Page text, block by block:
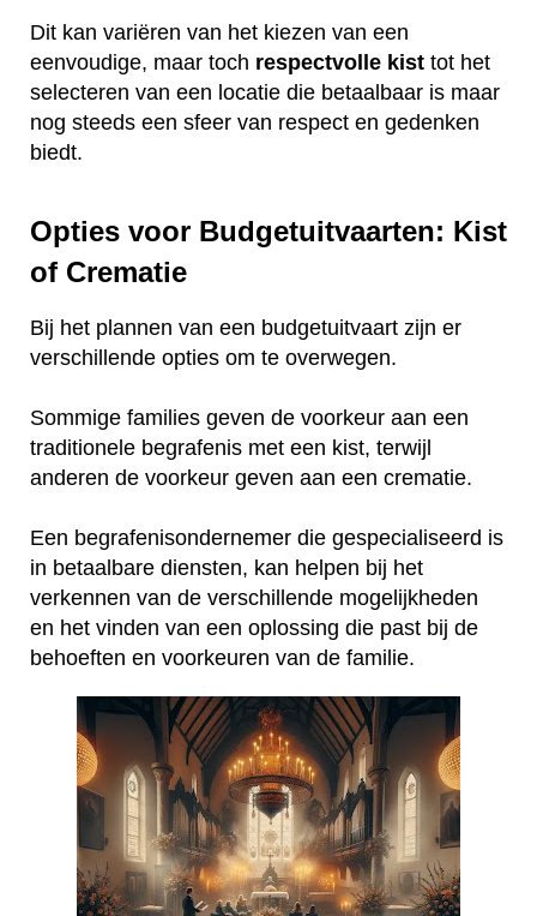
Dit kan variëren van het kiezen van een
eenvoudige, maar toch respectvolle kist tot het
selecteren van een locatie die betaalbaar is maar
nog steeds een sfeer van respect en gedenken
biedt.
Opties voor Budgetuitvaarten: Kist
of Crematie
Bij het plannen van een budgetuitvaart zijn er
verschillende opties om te overwegen.
Sommige families geven de voorkeur aan een
traditionele begrafenis met een kist, terwijl
anderen de voorkeur geven aan een crematie.
Een begrafenisondernemer die gespecialiseerd is
in betaalbare diensten, kan helpen bij het
verkennen van de verschillende mogelijkheden
en het vinden van een oplossing die past bij de
behoeften en voorkeuren van de familie.